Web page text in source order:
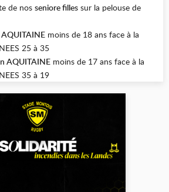
de nos seniore filles sur la pelouse de
moins de 18 ans face à la
25 à 35
AQUITAINE moins de 17 ans face à la
35 à 19